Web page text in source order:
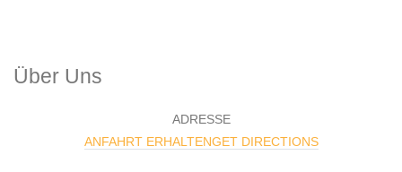
Über Uns
ADRESSE
ANFAHRT ERHALTENGET DIRECTIONS